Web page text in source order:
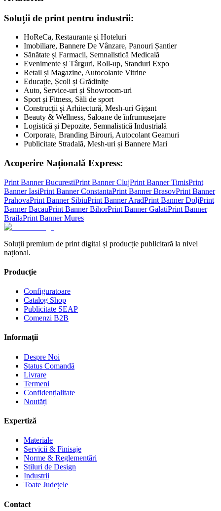
Soluții de print pentru industrii:
HoReCa, Restaurante și Hoteluri
Imobiliare, Bannere De Vânzare, Panouri Șantier
Sănătate și Farmacii, Semnalistică Medicală
Evenimente și Târguri, Roll-up, Standuri Expo
Retail și Magazine, Autocolante Vitrine
Educație, Școli și Grădinițe
Auto, Service-uri și Showroom-uri
Sport și Fitness, Săli de sport
Construcții și Arhitectură, Mesh-uri Gigant
Beauty & Wellness, Saloane de înfrumusețare
Logistică și Depozite, Semnalistică Industrială
Corporate, Branding Birouri, Autocolant Geamuri
Publicitate Stradală, Mesh-uri și Bannere Mari
Acoperire Națională Express:
Print BannerBucurestiPrint BannerClujPrint BannerTimisPrint
BannerIasiPrint BannerConstantaPrint BannerBrasovPrint Banner
PrahovaPrint Banner SibiuPrint BannerAradPrint BannerDoljPrint
BannerBacauPrint BannerBihorPrint BannerGalatiPrint Banner
BrailaPrint BannerMures
Soluții premium de print digital și producție publicitară la nivel
național.
Producție
Configuratoare
Catalog Shop
Publicitate SEAP
Comenzi B2B
Informații
Despre Noi
Status Comandă
Livrare
Termeni
Confidențialitate
Noutăți
Expertiză
Materiale
Servicii & Finisaje
Norme & Reglementări
Stiluri de Design
Industrii
Toate Județele
Contact